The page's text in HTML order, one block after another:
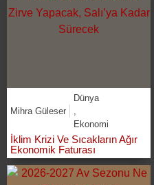
Mihra Güleser
Dünya
Ekonomi
İklim Krizi Ve Sıcakların Ağır
Ekonomik Faturası